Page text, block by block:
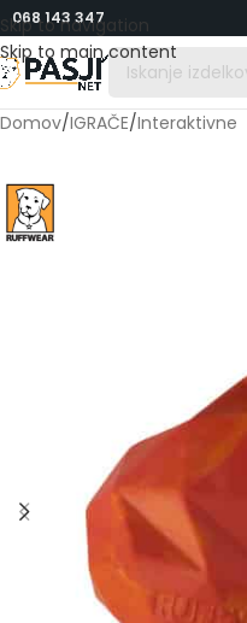
Skip to navigation
Skip to main content
068 143 347
Domov/IGRAČE/Interaktivne